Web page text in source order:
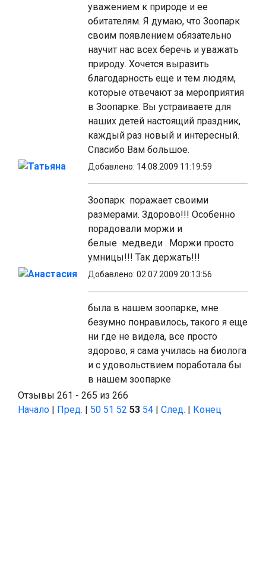
уважением к природе и ее
обитателям. Я думаю, что Зоопарк
своим появлением обязательно
научит нас всех беречь и уважать
природу. Хочется выразить
благодарность еще и тем людям,
которые отвечают за мероприятия
в Зоопарке. Вы устраиваете для
наших детей настоящий праздник,
каждый раз новый и интересный.
Спасибо Вам большое.
Татьяна
Добавлено: 14.08.2009 11:19:59
Зоопарк поражает своими
размерами. Здорово!!! Особенно
порадовали моржи и
белые медведи . Моржи просто
умницы!!! Так держать!!!
Анастасия
Добавлено: 02.07.2009 20:13:56
была в нашем зоопарке, мне
безумно понравилось, такого я еще
ни где не видела, все просто
здорово, я сама училась на биолога
и с удовольствием поработала бы
в нашем зоопарке
Отзывы 261 - 265 из 266
Начало | Пред. | 50 51 52 53 54 | След. | Конец